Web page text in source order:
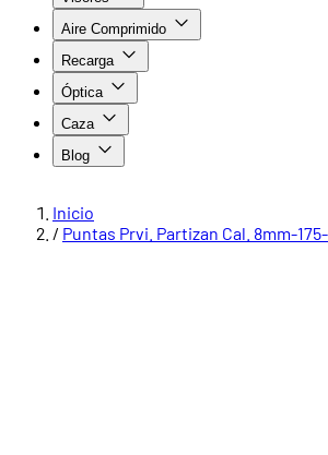
Aire Comprimido
Recarga
Óptica
Caza
Blog
Inicio
/ Puntas Prvi. Partizan Cal. 8mm-